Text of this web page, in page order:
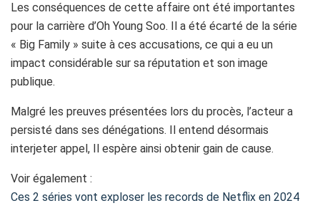
Les conséquences de cette affaire ont été importantes
pour la carrière d’Oh Young Soo. Il a été écarté de la série
« Big Family » suite à ces accusations, ce qui a eu un
impact considérable sur sa réputation et son image
publique.
Malgré les preuves présentées lors du procès, l’acteur a
persisté dans ses dénégations. Il entend désormais
interjeter appel, Il espère ainsi obtenir gain de cause.
Voir également :
Ces 2 séries vont exploser les records de Netflix en 2024